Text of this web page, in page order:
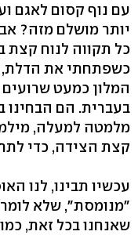
עם נוף קסום לאגם
יותר מושלם מזה?
כל תקווה לנוח קצת
כשפתחתי את הדלת,
המלון כמעט
בעברית. הם הבחינו
מלמטה למעלה,
קצת הצידה, כדי
עכשיו תבינו, לנו
"מנומסת", שלא
שאנחנו בכל זאת,